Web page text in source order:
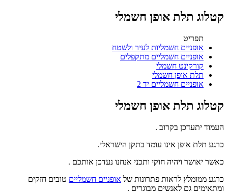
קטלוג תלת אופן חשמלי
תפריט
אופניים חשמליות לעיר ולשטח
אופניים חשמליים מתקפלים
קורקינט חשמלי
תלת אופן חשמלי
אופניים חשמליים יד 2
קטלוג תלת אופן חשמלי
העמוד יתעדכן בקרוב .
כרגע תלת אופן אינו עומד בתקן הישראלי.
כאשר יאושר ויהיה חוקי ותכני אנחנו נעדכן אותכם .
כרגע ממומלץ לראות פתרונות של אופניים חשמליים טובים חזקים
ומתאימים גם לאנשים מבוגרים .